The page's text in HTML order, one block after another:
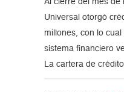
Al cierre del mes de
Universal otorgó
millones, con lo
sistema financiero
La cartera de